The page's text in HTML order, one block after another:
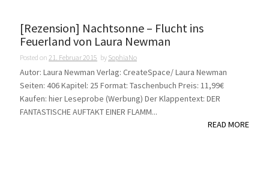
[Rezension] Nachtsonne – Flucht ins
Feuerland von Laura Newman
Posted on 21. Februar 2015 by SophiaNo
Autor: Laura Newman Verlag: CreateSpace/ Laura Newman
Seiten: 406 Kapitel: 25 Format: Taschenbuch Preis: 11,99€
Kaufen: hier Leseprobe (Werbung) Der Klappentext: DER
FANTASTISCHE AUFTAKT EINER FLAMM...
READ MORE